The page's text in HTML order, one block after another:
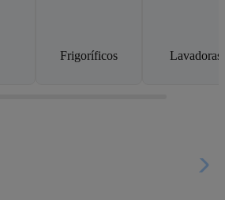
Frigoríficos Lavadoras